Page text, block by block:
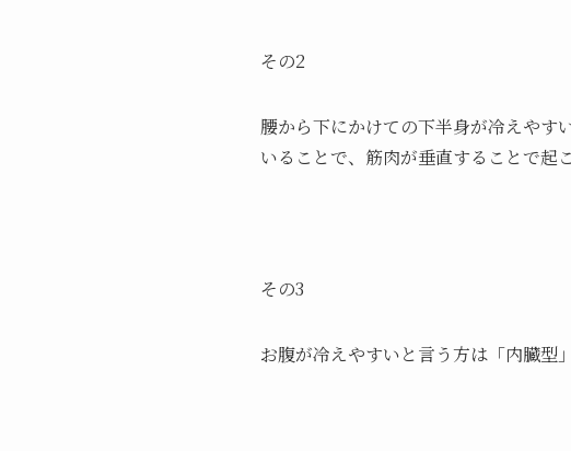
その2
腰から下にかけての下半身が冷えやす
いることで、筋肉が垂直することで起
その3
お腹が冷えやすいと言う方は「内臓型